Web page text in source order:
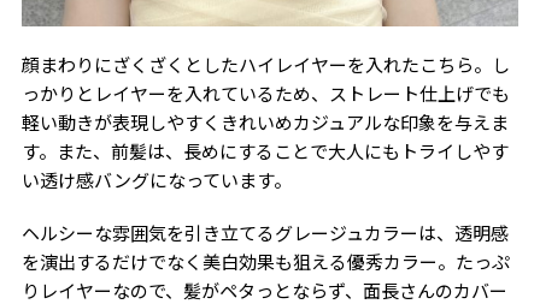
顔まわりにざくざくとしたハイレイヤーを入れたこちら。し
っかりとレイヤーを入れているため、ストレート仕上げでも
軽い動きが表現しやすくきれいめカジュアルな印象を与えま
す。また、前髪は、長めにすることで大人にもトライしやす
い透け感バングになっています。
ヘルシーな雰囲気を引き立てるグレージュカラーは、透明感
を演出するだけでなく美白効果も狙える優秀カラー。たっぷ
りレイヤーなので、髪がペタっとならず、面長さんのカバー